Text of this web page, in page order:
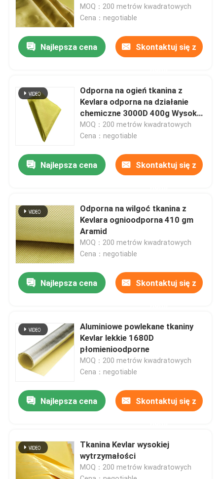
Produkty
Filmy
O nas
Kontrola jakości
Poprosić o wycenę
Tkanina meta-aramidowa
Tkanina paraaramidowa
MOQ：200 metrów kwadratowych
Cena：negotiable
Najlepsza cena Skontaktuj się z
Odporna na ogień tkanina z
Kevlara odporna na działanie
chemiczne 3000D 400g Wysoka
wytrzymałość
MOQ：200 metrów kwadratowych
Cena：negotiable
Najlepsza cena Skontaktuj się z
Odporna na wilgoć tkanina z
Kevlara ognioodporna 410 gm
Aramid
MOQ：200 metrów kwadratowych
Cena：negotiable
Najlepsza cena Skontaktuj się z
Aluminiowe powlekane tkaniny
Kevlar lekkie 1680D
płomienioodporne
MOQ：200 metrów kwadratowych
Cena：negotiable
Najlepsza cena Skontaktuj się z
Tkanina Kevlar wysokiej
wytrzymałości
MOQ：200 metrów kwadratowych